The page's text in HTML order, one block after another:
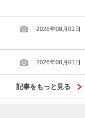
2026年08月01日
2026年08月01日
記事をもっと見る